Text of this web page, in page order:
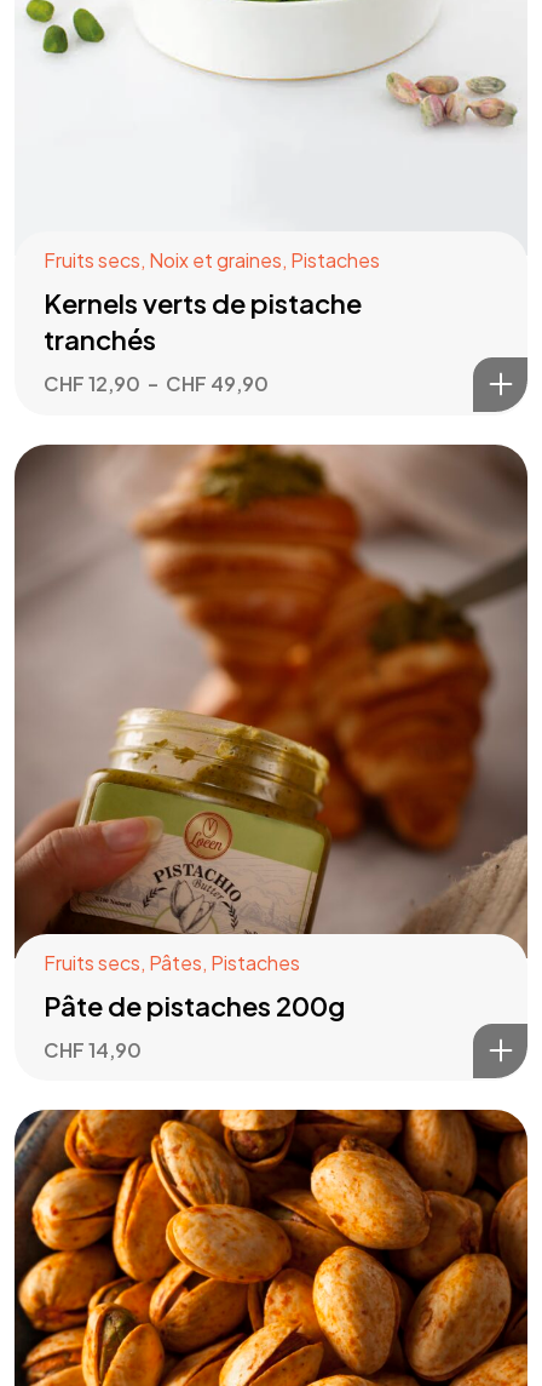
Fruits secs, Noix et graines, Pistaches
Kernels verts de pistache
tranchés
CHF12,90 – CHF 49,90
Fruits secs, Pâtes, Pistaches
Pâte de pistaches 200g
CHF14,90